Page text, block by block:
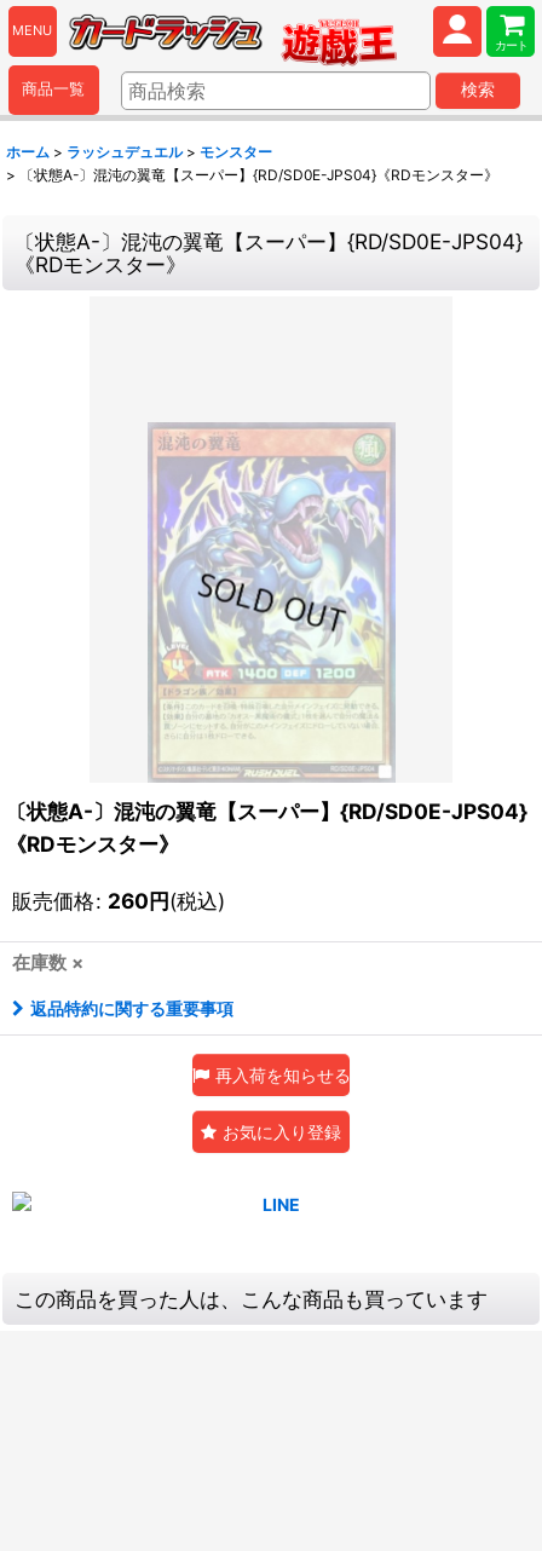
MENU
カート
商品一覧 検索
ホーム > ラッシュデュエル > モンスター
>
〔状態A-〕混沌の翼竜【スーパー】{RD/SD0E-JPS04}《RDモンスター》
〔状態A-〕混沌の翼竜【スーパー】{RD/SD0E-JPS04}
《RDモンスター》
〔状態A-〕混沌の翼竜【スーパー】{RD/SD0E-JPS04}
《RDモンスター》
販売価格: 260円(税込)
在庫数 ×
返品特約に関する重要事項
再入荷を知らせる
お気に入り登録
この商品を買った人は、こんな商品も買っています